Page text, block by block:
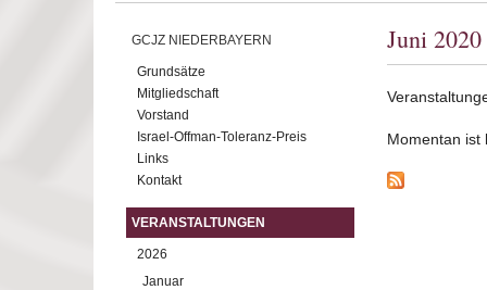
GCJZ NIEDERBAYERN
Grundsätze
Mitgliedschaft
Vorstand
Israel-Offman-Toleranz-Preis
Links
Kontakt
VERANSTALTUNGEN
2026
Januar
Juni 2020
Momentan ist